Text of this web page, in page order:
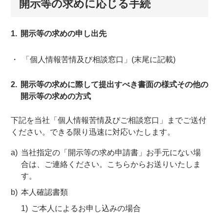
開示等の求めに応じる手続
開示等の求めの申し出先
「個人情報苦情及び相談窓口」(末尾に記載)
開示等の求めに際して提出すべき書面の様式その他の
開示等の求めの方式
下記を当社「個人情報苦情及びご相談窓口」までご送付
ください。できる限り迅速に対応いたします。
当社指定の「開示等の求め申請書」お手元にない場
合は、ご連絡ください。こちらからお送りいたしま
す。
本人確認書類
ご本人によるお申し込みの場合